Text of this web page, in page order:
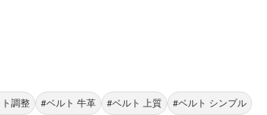
調整 #ベルト 牛革 #ベルト 上質 #ベルト シンプル